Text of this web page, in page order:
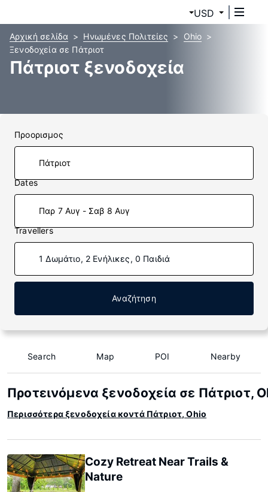
USD
Αρχική σελίδα Ηνωμένες Πολιτείες
Ohio
Ξενοδοχεία σε Πάτριοτ
Πάτριοτ ξενοδοχεία
Προορισμος
Dates
Παρ 7 Αυγ - Σαβ 8 Αυγ
Travellers
1 Δωμάτιο, 2 Ενήλικες, 0 Παιδιά
Αναζήτηση
Search Map POI Nearby
Προτεινόμενα ξενοδοχεία σε Πάτριοτ,
Περισσότερα ξενοδοχεία κοντά Πάτριοτ, Ohio
Cozy Retreat Near Trails &
Nature